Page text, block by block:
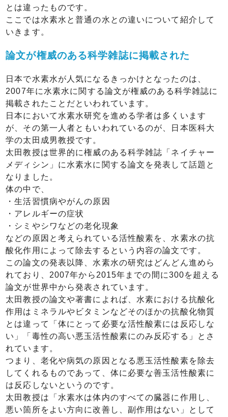
とは違ったものです。
ここでは水素水と普通の水との違いについて紹介して
いきます。
論文が権威のある科学雑誌に掲載された
日本で水素水が人気になるきっかけとなったのは、
2007年に水素水に関する論文が権威のある科学雑誌に
掲載されたことだといわれています。
日本において水素水研究を進める学者は多くいます
が、その第一人者ともいわれているのが、日本医科大
学の太田成男教授です。
太田教授は世界的に権威のある科学雑誌「ネイチャー
メディシン」に水素水に関する論文を発表して話題と
なりました。
体の中で、
・生活習慣病やがんの原因
・アレルギーの症状
・シミやシワなどの老化現象
などの原因と考えられている活性酸素を、水素水の抗
酸化作用によって除去するという内容の論文です。
この論文の発表以降、水素水の研究はどんどん進めら
れており、2007年から2015年までの間に300を超える
論文が世界中から発表されています。
太田教授の論文や著書によれば、水素における抗酸化
作用はミネラルやビタミンなどそのほかの抗酸化物質
とは違って「体にとって必要な活性酸素には反応しな
い」「毒性の高い悪玉活性酸素にのみ反応する」とさ
れています。
つまり、老化や病気の原因となる悪玉活性酸素を除去
してくれるものであって、体に必要な善玉活性酸素に
は反応しないというのです。
太田教授は「水素水は体内のすべての臓器に作用し、
悪い箇所をよい方向に改善し、副作用はない」として